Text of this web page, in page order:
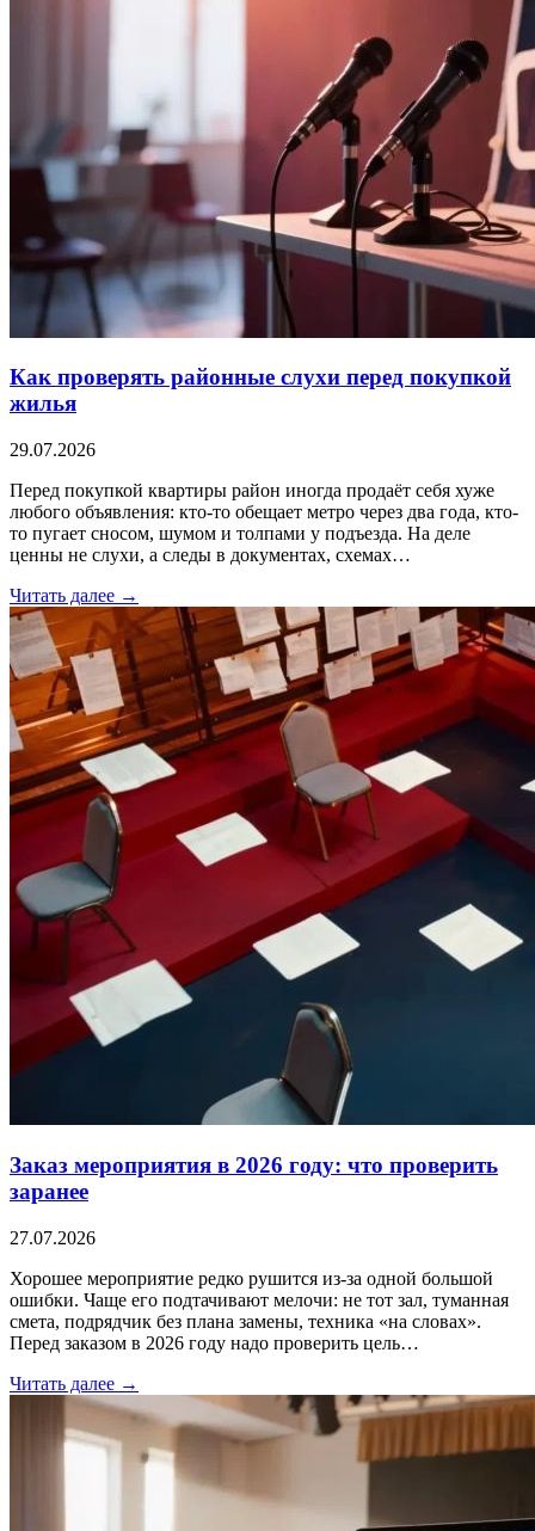
Как проверять районные слухи перед покупкой
жилья
29.07.2026
Перед покупкой квартиры район иногда продаёт себя хуже
любого объявления: кто-то обещает метро через два года, кто-
то пугает сносом, шумом и толпами у подъезда. На деле
ценны не слухи, а следы в документах, схемах…
Читать далее →
Заказ мероприятия в 2026 году: что проверить
заранее
27.07.2026
Хорошее мероприятие редко рушится из-за одной большой
ошибки. Чаще его подтачивают мелочи: не тот зал, туманная
смета, подрядчик без плана замены, техника «на словах».
Перед заказом в 2026 году надо проверить цель…
Читать далее →